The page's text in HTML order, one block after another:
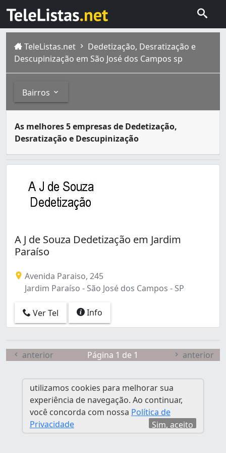
TeleListas.net
Dedetização, Desratização e
Descupinização em São José dos Campos sp
Bairros
Bosque dos Eucaliptos (2)
Floradas de São José (1)
Jardim América (2)
Jardim Augusta (1)
Jardim Paraíso (1)
Jardim Santa Inês II (1)
Jardim São Dimas (2)
Jardim São Jorge (1)
Jardim São Judas Tadeu (1)
Parque Industrial (1)
Parque Residencial Aquarius (19)
Vila Maria (1)
As melhores 5 empresas de Dedetização,
Desratização e Descupinização
São José dos Campos é um dos municípios de São
A J de Souza Dedetização em Jardim
Paraíso
Avenida Paraiso, 245
Jardim Paraíso - São José dos Campos - SP
Ver Tel Info
anterior Página 1 de 1 anterior
utilizamos cookies para melhorar sua
experiência de navegação. Ao continuar,
você concorda com nossa Política de
Privacidade
Sim, aceito